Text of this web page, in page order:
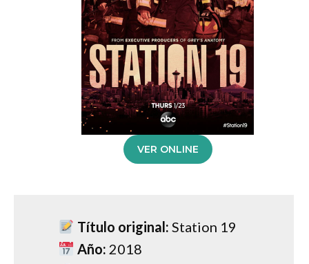
VER ONLINE
Título original: Station 19
Año: 2018